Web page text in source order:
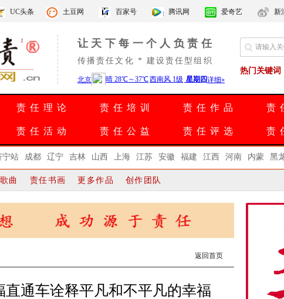
UC头条 土豆网 百家号 腾讯网 爱奇艺 新
让天下每一个人负责任
传播责任文化 * 建设责任型组织
热门关键词
责任理论 责任培训 责任作品 责
责任活动 责任公益 责任评选 责
宁站 成都 辽宁 吉林 山西 上海 江苏 安徽 福建 江西 河南 内蒙 黑
曲 责任书画 更多作品 创作团队
返回首页
直通车诠释平凡和不平凡的幸福